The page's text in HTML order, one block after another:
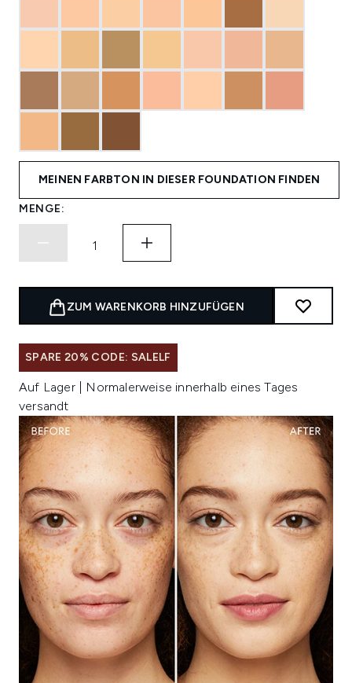
MEINEN FARBTON IN DIESER FOUNDATION FINDEN
MENGE:
ZUM WARENKORB HINZUFÜGEN
SPARE 20% CODE: SALELF
Auf Lager | Normalerweise innerhalb eines Tages
versandt